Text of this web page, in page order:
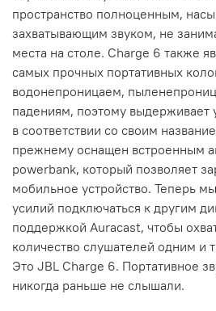
пространство полноценным,
захватывающим звуком, не
места на столе. Charge 6 также
самых прочных портативных
водонепроницаем,
падениям, поэтому выдерживает
в соответствии со своим
прежнему оснащен встроенным
powerbank, который позволяет
мобильное устройство. Теперь
усилий подключаться к другим
поддержкой Auracast, чтобы
количество слушателей одним и
Это JBL Charge 6. Портативное
никогда раньше не слышали.